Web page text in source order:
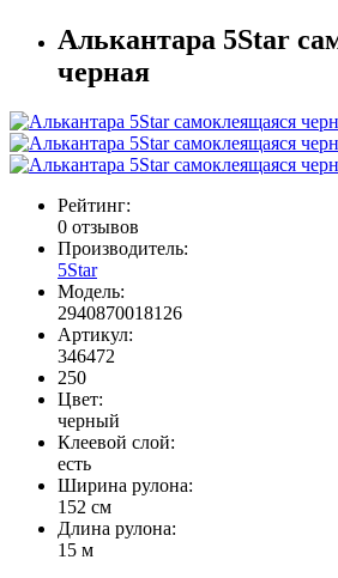
Алькантара 5Star
черная
Рейтинг:
0 отзывов
Производитель:
5Star
Модель:
2940870018126
Артикул:
346472
250
Цвет:
черный
Клеевой слой:
есть
Ширина рулона:
152 см
Длина рулона:
15 м